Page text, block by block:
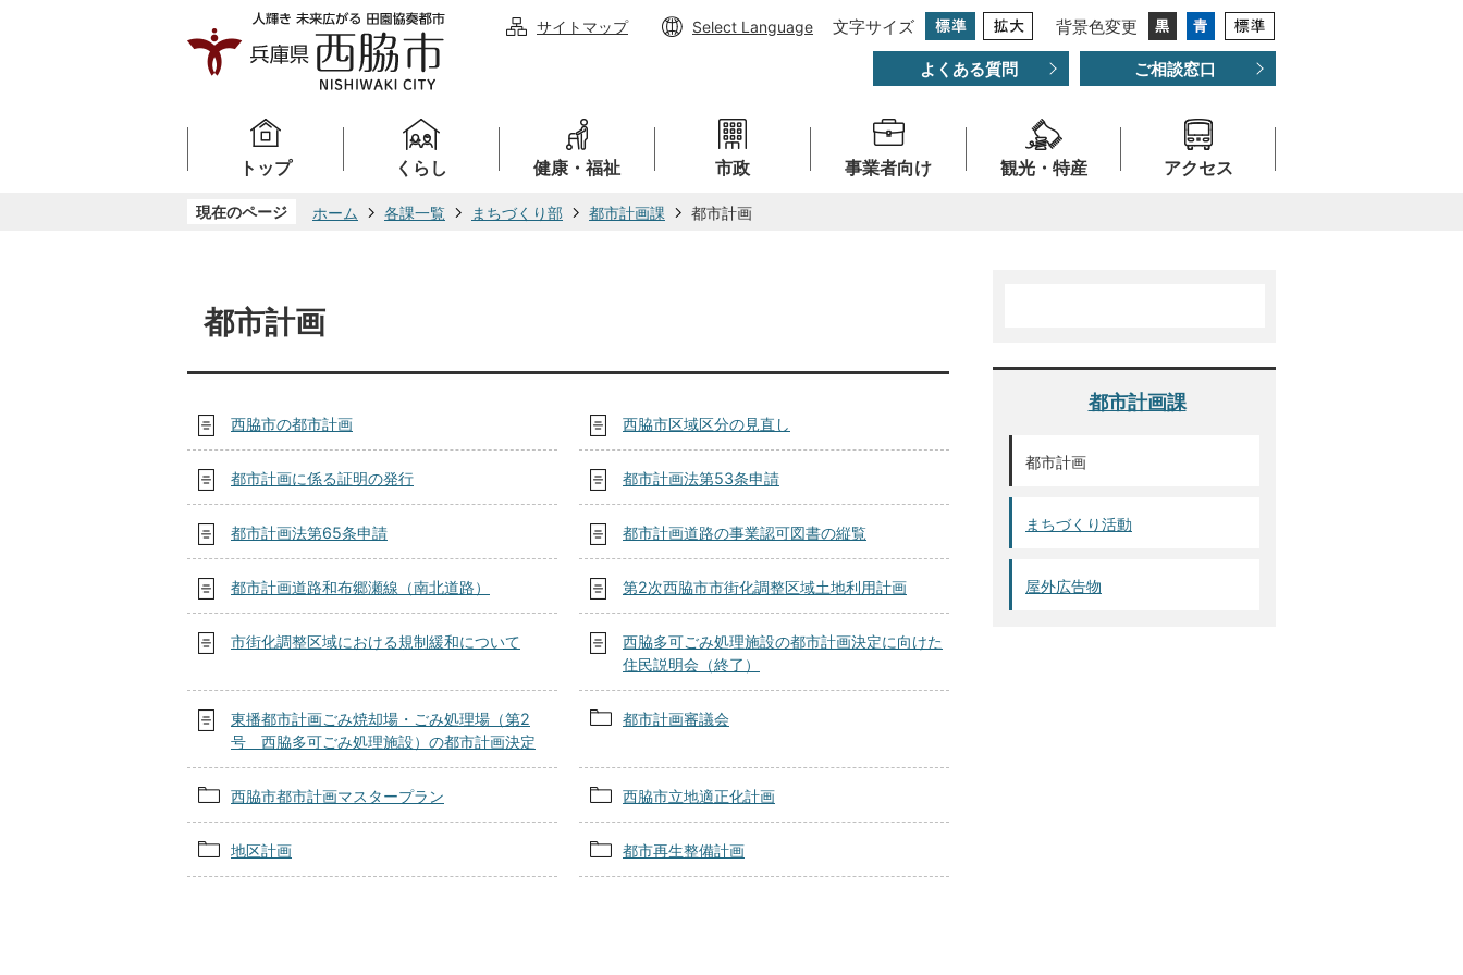
サイトマップ Select Language 文字サイズ 背景色変更
よくある質問 ご相談窓口
トップ くらし 健康・福祉 市政 事業者向け 観光・特産 アクセス
現在のページ ホーム 各課一覧 まちづくり部 都市計画課 都市計画
都市計画
西脇市の都市計画 西脇市区域区分の見直し
都市計画に係る証明の発行 都市計画法第53条申請
都市計画法第65条申請 都市計画道路の事業認可図書の縦覧
都市計画道路和布郷瀬線（南北道路） 第2次西脇市市街化調整区域土地利用計画
市街化調整区域における規制緩和について
西脇多可ごみ処理施設の都市計画決定に向けた
住民説明会（終了）
東播都市計画ごみ焼却場・ごみ処理場（第2
号 西脇多可ごみ処理施設）の都市計画決定
都市計画審議会
西脇市都市計画マスタープラン 西脇市立地適正化計画
地区計画 都市再生整備計画
都市計画課
都市計画
まちづくり活動
屋外広告物